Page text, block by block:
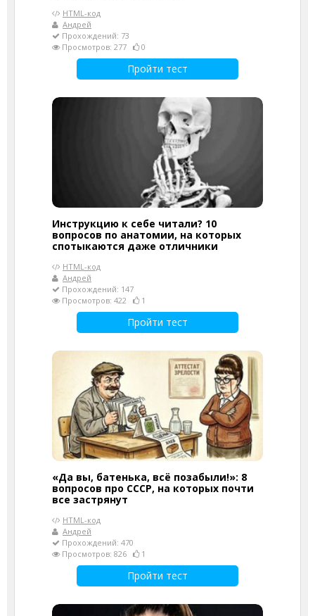
HTML-код
Андрей
Прохождений: 73
Просмотров: 277
0
Пройти тест
Инструкцию к себе читали? 10
вопросов по анатомии, на которых
спотыкаются даже отличники
HTML-код
Андрей
Прохождений: 147
Просмотров: 422
1
Пройти тест
«Да вы, батенька, всё позабыли!»: 8
вопросов про СССР, на которых почти
все застрянут
HTML-код
Андрей
Прохождений: 470
Просмотров: 826
1
Пройти тест